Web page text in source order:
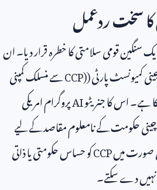
کا سخت ردعمل
قومی سلامتی کا خطرہ قرار دیا۔ ان
کمیونسٹ پارٹی (CCP)سے منسلک کمپنی
ہے۔ اس کا جنریٹوAIپروگرام امریکی
چینی حکومت کے نامعلوم مقاصد کے لیے
صورت میںCCPکو حساس حکومتی یا ذاتی
دے سکتے۔